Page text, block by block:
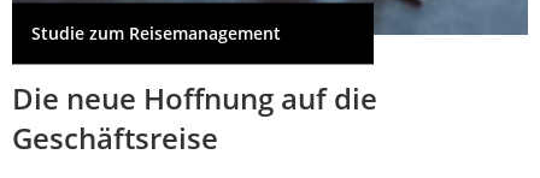
Studie zum Reisemanagement
Die neue Hoffnung auf die
Geschäftsreise